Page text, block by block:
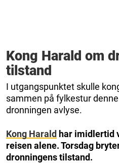
Kong Harald om
tilstand
I utgangspunktet skulle
sammen på fylkestur
dronningen avlyse.
Kong Harald har imidlertid
reisen alene. Torsdag
dronningens tilstand.